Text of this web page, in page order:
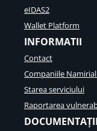
eIDAS2
Wallet Platform
INFORMATII
Contact
Companiile
Starea serviciului
Raportarea